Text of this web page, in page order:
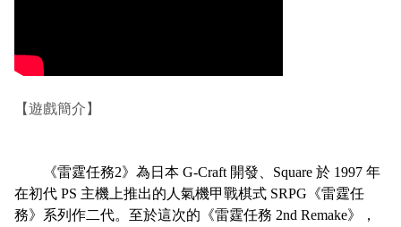
【遊戲簡介】
《雷霆任務2》為日本 G-Craft 開發、Square 於 1997 年
在初代 PS 主機上推出的人氣機甲戰棋式 SRPG《雷霆任
務》系列作二代。至於這次的《雷霆任務 2nd Remake》，